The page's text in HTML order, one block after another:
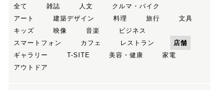
全て
雑誌 人文
クルマ・バイク
アート
建築デザイン 料理 旅行
文具
キッズ
映像 音楽
ビジネス
スマートフォン
カフェ レストラン
店舗
ギャラリー
T-SITE 美容・健康
家電
アウトドア